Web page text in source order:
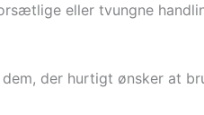
eller tvungne
der hurtigt ønsker at